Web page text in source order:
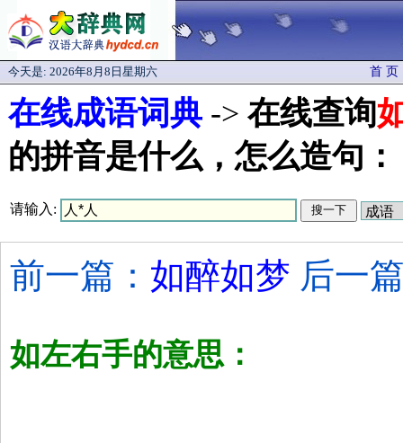
今天是: 2026年8月8日星期六 首 页
在线成语词典 -> 在线查询
的拼音是什么，怎么造句：
请输入:
前一篇： 如醉如梦 后一
如左右手的意思：